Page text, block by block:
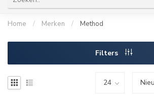
Home / Merken / Method
Filters